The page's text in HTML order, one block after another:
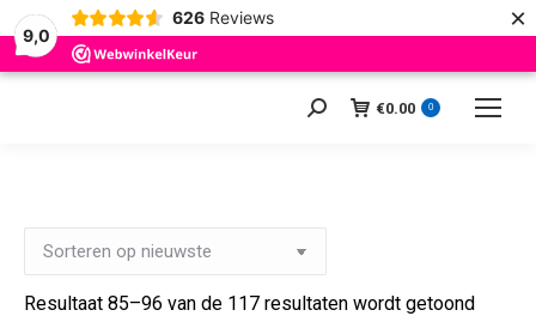
9,0
626 Reviews ×
Zoeken: €0.00 0
Resultaat 85–96 van de 117 resultaten wordt getoond